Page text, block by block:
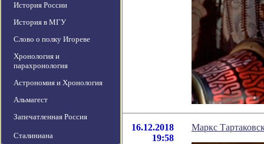
История России
История в МГУ
Слово о полку Игореве
Хронология и
парахронология
Астрономия и Хронология
Альмагест
Запечатленная Россия
Сталиниана
16.12.2018
19:58
Маркс